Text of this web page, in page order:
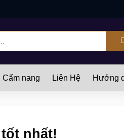
Cẩm nang Liên Hệ Hướng
nhất!